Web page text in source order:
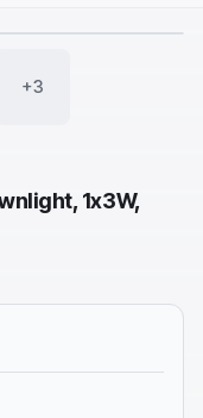
+3
1x3W,